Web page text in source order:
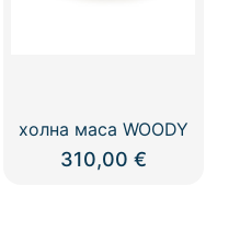
холна маса WOODY
310,00 €